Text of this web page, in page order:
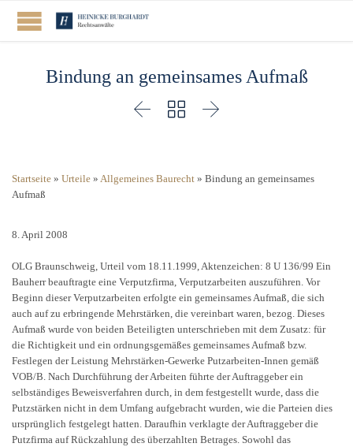
Bindung an gemeinsames Aufmaß
  
Startseite » Urteile » Allgemeines Baurecht » Bindung an gemeinsames
Aufmaß
8. April 2008
OLG Braunschweig, Urteil vom 18.11.1999, Aktenzeichen: 8 U 136/99 Ein
Bauherr beauftragte eine Verputzfirma, Verputzarbeiten auszuführen. Vor
Beginn dieser Verputzarbeiten erfolgte ein gemeinsames Aufmaß, die sich
auch auf zu erbringende Mehrstärken, die vereinbart waren, bezog. Dieses
Aufmaß wurde von beiden Beteiligten unterschrieben mit dem Zusatz: für
die Richtigkeit und ein ordnungsgemäßes gemeinsames Aufmaß bzw.
Festlegen der Leistung Mehrstärken-Gewerke Putzarbeiten-Innen gemäß
VOB/B. Nach Durchführung der Arbeiten führte der Auftraggeber ein
selbständiges Beweisverfahren durch, in dem festgestellt wurde, dass die
Putzstärken nicht in dem Umfang aufgebracht wurden, wie die Parteien dies
ursprünglich festgelegt hatten. Daraufhin verklagte der Auftraggeber die
Putzfirma auf Rückzahlung des überzahlten Betrages. Sowohl das